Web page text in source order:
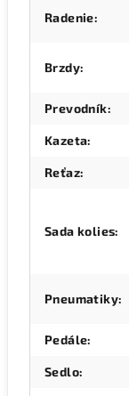
Radenie:
Brzdy:
Prevodník:
Kazeta:
Reťaz:
Sada kolies:
Pneumatiky:
Pedále:
Sedlo: